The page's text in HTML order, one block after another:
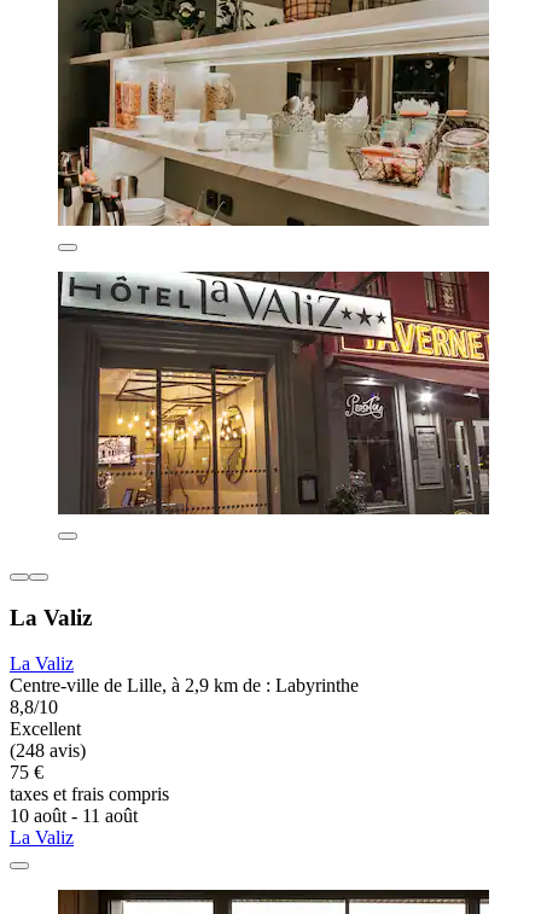
La Valiz
La Valiz
Centre-ville de Lille, à 2,9 km de : Labyrinthe
8,8/10
Excellent
(248 avis)
75 €
taxes et frais compris
10 août - 11 août
La Valiz